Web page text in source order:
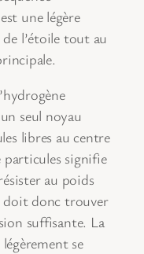
une légère
l’étoile tout au
seul noyau
libres au centre
particules signifie
au poids
doit donc trouver
suffisante. La
se